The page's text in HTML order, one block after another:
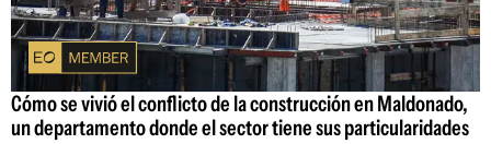
Cómo se vivió el conflicto de la construcción en Maldonado,
un departamento donde el sector tiene sus particularidades